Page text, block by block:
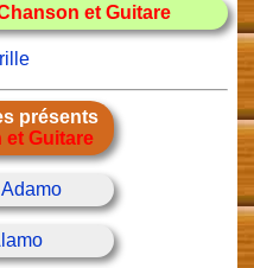
et Guitare
présents
et Guitare